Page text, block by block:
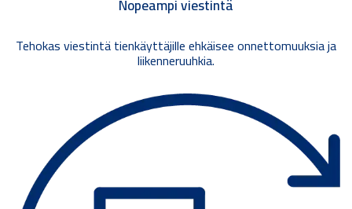
Nopeampi viestintä
Tehokas viestintä tienkäyttäjille ehkäisee onnettomuuksia ja
liikenneruuhkia.